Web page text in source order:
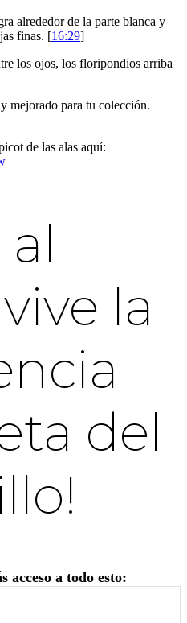
alrededor de la parte blanca y
finas. [16:29]
los ojos, los floripondios arriba
mejorado para tu colección.
de las alas aquí:
al
la
del
acceso a todo esto: